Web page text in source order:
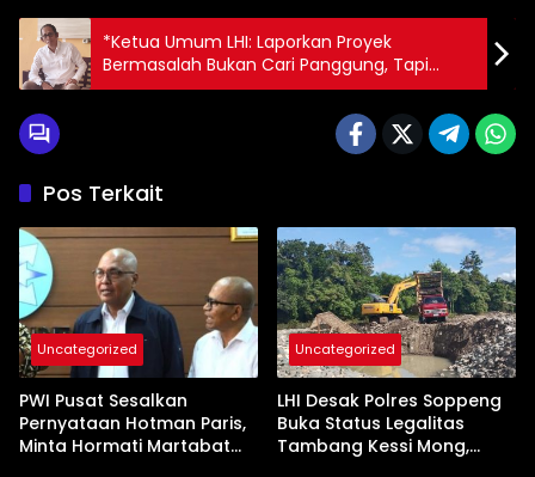
*Ketua Umum LHI: Laporkan Proyek
Bermasalah Bukan Cari Panggung, Tapi
Menjaga Amanah Rakyat*
Pos Terkait
Uncategorized
PWI Pusat Sesalkan
Pernyataan Hotman Paris,
Minta Hormati Martabat
Uncategorized
LHI Desak Polres Soppeng
Buka Status Legalitas
Tambang Kessi Mong,